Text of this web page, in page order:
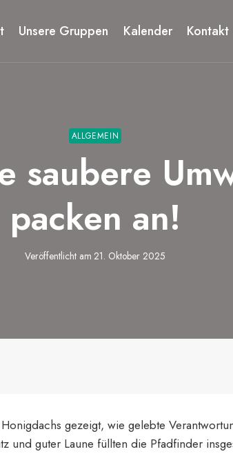
Unsere Gruppen Kalender Kontakt
ALLGEMEIN
saubere
packen an!
Veröffentlicht am 21. Oktober 2025
gezeigt, wie gelebte
guter Laune füllten die Pfadfinder